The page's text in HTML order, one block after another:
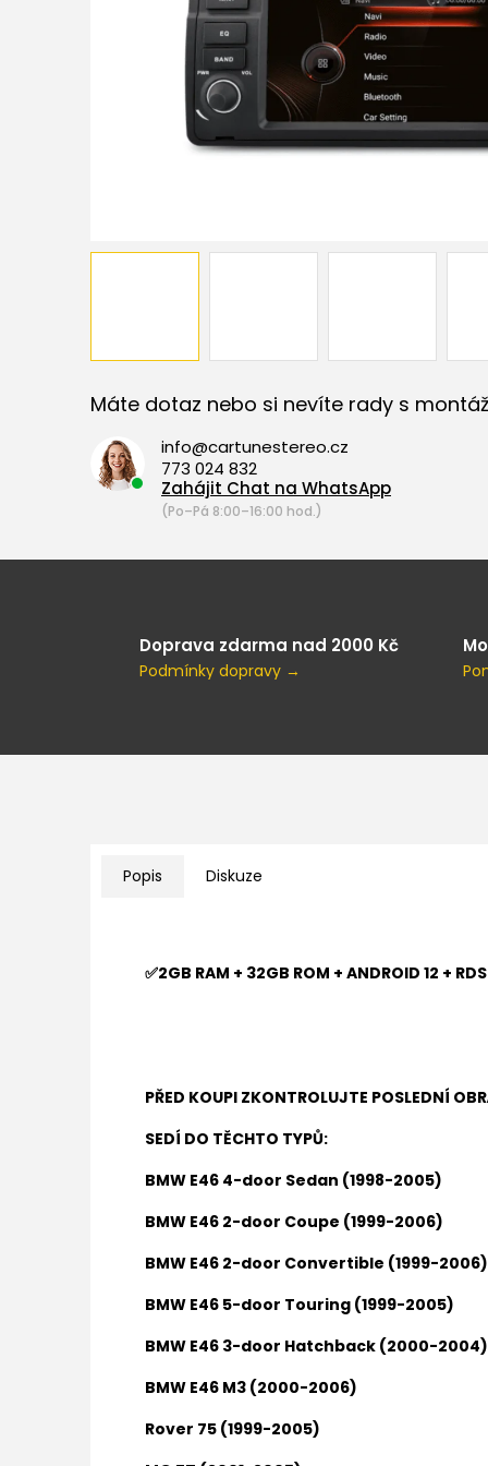
Máte dotaz nebo si nevíte rady s
info@cartunestereo.cz
773 024 832
Zahájit Chat na WhatsApp
(Po–Pá 8:00–16:00 hod.)
Doprava zdarma nad 2000 Kč
Podmínky dopravy →
Popis Diskuze
✅2GB RAM + 32GB ROM + ANDROID 12 + RDS
PŘED KOUPI ZKONTROLUJTE POSLEDNÍ
SEDÍ DO TĚCHTO TYPŮ:
BMW E46 4-door Sedan (1998-2005)
BMW E46 2-door Coupe (1999-2006)
BMW E46 2-door Convertible (1999-2006)
BMW E46 5-door Touring (1999-2005)
BMW E46 3-door Hatchback (2000-2004)
BMW E46 M3 (2000-2006)
Rover 75 (1999-2005)